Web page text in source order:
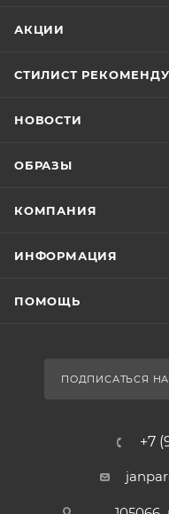
АКЦИИ
СТИЛИСТ
НОВОСТИ
ОБРАЗЫ
КОМПАНИЯ
ИНФОРМАЦИЯ
ПОМОЩЬ
ПОДПИСАТЬСЯ
+7